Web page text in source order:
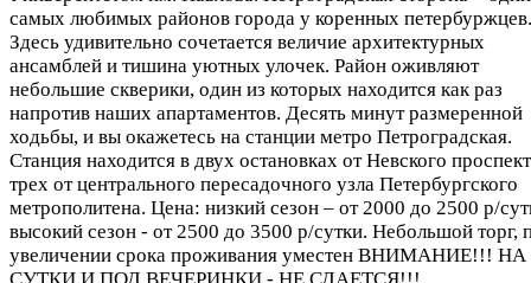
самых любимых районов города у коренных петербуржцев.
Здесь удивительно сочетается величие архитектурных
ансамблей и тишина уютных улочек. Район оживляют
небольшие скверики, один из которых находится как раз
напротив наших апартаментов. Десять минут размеренной
ходьбы, и вы окажетесь на станции метро Петроградская.
Станция находится в двух остановках от Невского
трех от центрального пересадочного узла Петербургского
метрополитена. Цена: низкий сезон – от 2000 до 2500 р/
высокий сезон - от 2500 до 3500 р/сутки. Небольшой торг,
увеличении срока проживания уместен ВНИМАНИЕ!!! НА
СУТКИ И ПОД ВЕЧЕРИНКИ - НЕ СДАЕТСЯ!!!